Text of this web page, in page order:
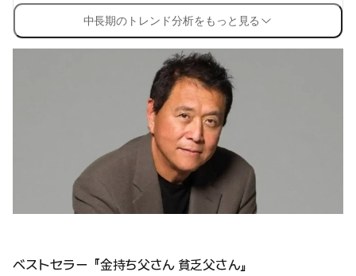
中長期のトレンド分析をもっと見る
ベストセラー『金持ち父さん 貧乏父さん』